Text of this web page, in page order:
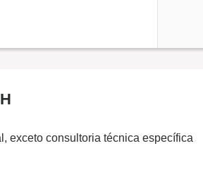
exceto consultoria técnica específica